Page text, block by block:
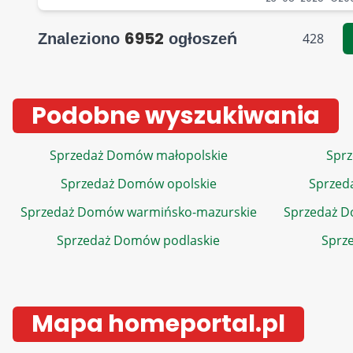
Znaleziono 6952 ogłoszeń 428
Podobne wyszukiwania
Sprzedaż Domów małopolskie
Sprzedaż Domów opolskie
Sprzedaż Domów warmińsko-mazurskie
Sprzedaż
Sprzedaż Domów podlaskie
Mapa homeportal.pl